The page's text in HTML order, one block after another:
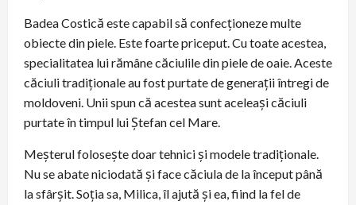
Badea Costică este capabil să confecționeze multe
obiecte din piele. Este foarte priceput. Cu toate acestea,
specialitatea lui rămâne căciulile din piele de oaie. Aceste
căciuli tradiționale au fost purtate de generații întregi de
moldoveni. Unii spun că acestea sunt aceleași căciuli
purtate în timpul lui Ștefan cel Mare.
Meșterul folosește doar tehnici și modele tradiționale.
Nu se abate niciodată și face căciula de la început până
la sfârșit. Soția sa, Milica, îl ajută și ea, fiind la fel de